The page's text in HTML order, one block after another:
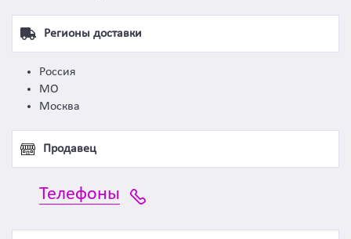
Регионы доставки
Россия
МО
Москва
Продавец
Телефоны